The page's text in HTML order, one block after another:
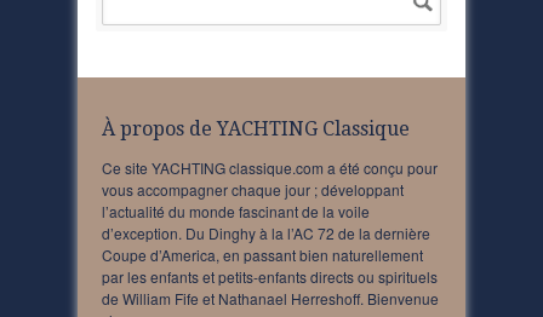
À propos de YACHTING Classique
Ce site YACHTING classique.com a été conçu pour
vous accompagner chaque jour ; développant
l’actualité du monde fascinant de la voile
d’exception. Du Dinghy à la l’AC 72 de la dernière
Coupe d’America, en passant bien naturellement
par les enfants et petits-enfants directs ou spirituels
de William Fife et Nathanael Herreshoff. Bienvenue